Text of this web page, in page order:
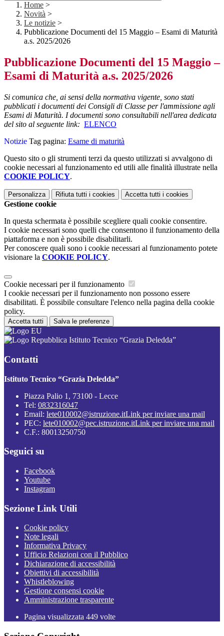
Home >
Novità >
Le notizie >
Pubblicazione Documenti del 15 Maggio – Esami di Maturità
a.s. 2025/2026
Pubblicazione Documenti del 15 Maggio –
Esami di Maturità a.s. 2025/2026
Si comunica che, ai sensi della normativa vigente, sono stati
pubblicati i documenti dei Consigli di Classe per l'ammissione agli
Esami di Maturità. I documenti sono consultabili nell'area dedicata
del sito al seguente link: ELENCO
Notizie Tag pagina: Esame di maturità
Questo sito o gli strumenti terzi da questo utilizzati si avvalgono di
cookie necessari al funzionamento ed utili alle finalità illustrate nella
COOKIE POLICY.
Personalizza Rifiuta tutti i cookies Accetta tutti i cookies
Gestione cookie
In questa schermata è possibile scegliere quali cookie consentire.
I cookie necessari sono quelli che consentono il funzionamento della
piattaforma e non è possibile disabilitarli.
Per conoscere quali sono i cookie necessari al funzionamento potete
visionare la COOKIE POLICY.
Cookie necessari per il funzionamento
I cookie necessari per il funzionamento non possono essere
disabilitati. È possibile consultare l'elenco nella pagina della cookie
policy.
Accetta tutti Salva le preferenze
Istituto Tecnico “Grazia Deledda”
Contatti
Istituto Tecnico “Grazia Deledda”
Piazza Palio 1, 73100 - Lecce
Tel: 0832316047
Email: lete010002@istruzione.itLink per inviare una mail
PEC: lete010002@pec.istruzione.itLink per inviare una mail
C.F.: 80013250750
Seguici su
Facebook
Youtube
Instagram
Sezione Link Utili
Cookie policy
Note legali
Informativa Privacy
Ufficio Relazioni con il Pubblico
Dichiarazione di accessibilità
Obiettivi di accessibilità
Whistleblowing
Gestione consensi cookie
Amministrazione trasparente
Pagina visualizzata 449 volte